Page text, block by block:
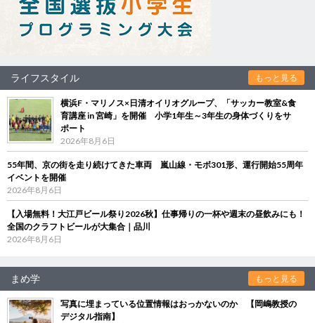
ライフスタイル もっと見る
横浜F・マリノス×日清オイリオグループ、「サッカー教室&食
育講座 in 宮崎」を開催 小学1年生～3年生の身体づくりをサ
ポート
2026年8月6日
55年間、京の街を走り続けてきた車両 嵐山線・モボ301形、運行開始55周年
イベントを開催
2026年8月6日
【入場無料！大江戸ビール祭り2026秋】仕事帰りの一杯や週末の昼飲みにも！
全国のクラフトビールが大集合｜品川
2026年8月6日
まめ学 もっと見る
写真に埋まっている位置情報はおっかないのか 【岡嶋教授の
デジタル指南】